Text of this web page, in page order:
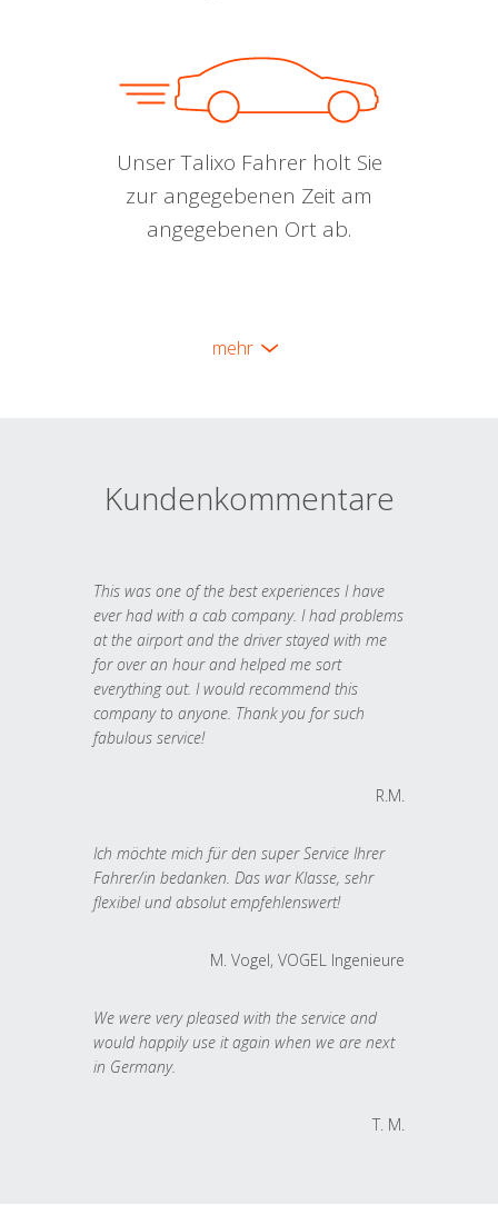
Unser Talixo Fahrer holt Sie
zur angegebenen Zeit am
angegebenen Ort ab.
mehr
Kundenkommentare
This was one of the best experiences I have
ever had with a cab company. I had problems
at the airport and the driver stayed with me
for over an hour and helped me sort
everything out. I would recommend this
company to anyone. Thank you for such
fabulous service!
R.M.
Ich möchte mich für den super Service Ihrer
Fahrer/in bedanken. Das war Klasse, sehr
flexibel und absolut empfehlenswert!
M. Vogel, VOGEL Ingenieure
We were very pleased with the service and
would happily use it again when we are next
in Germany.
T. M.